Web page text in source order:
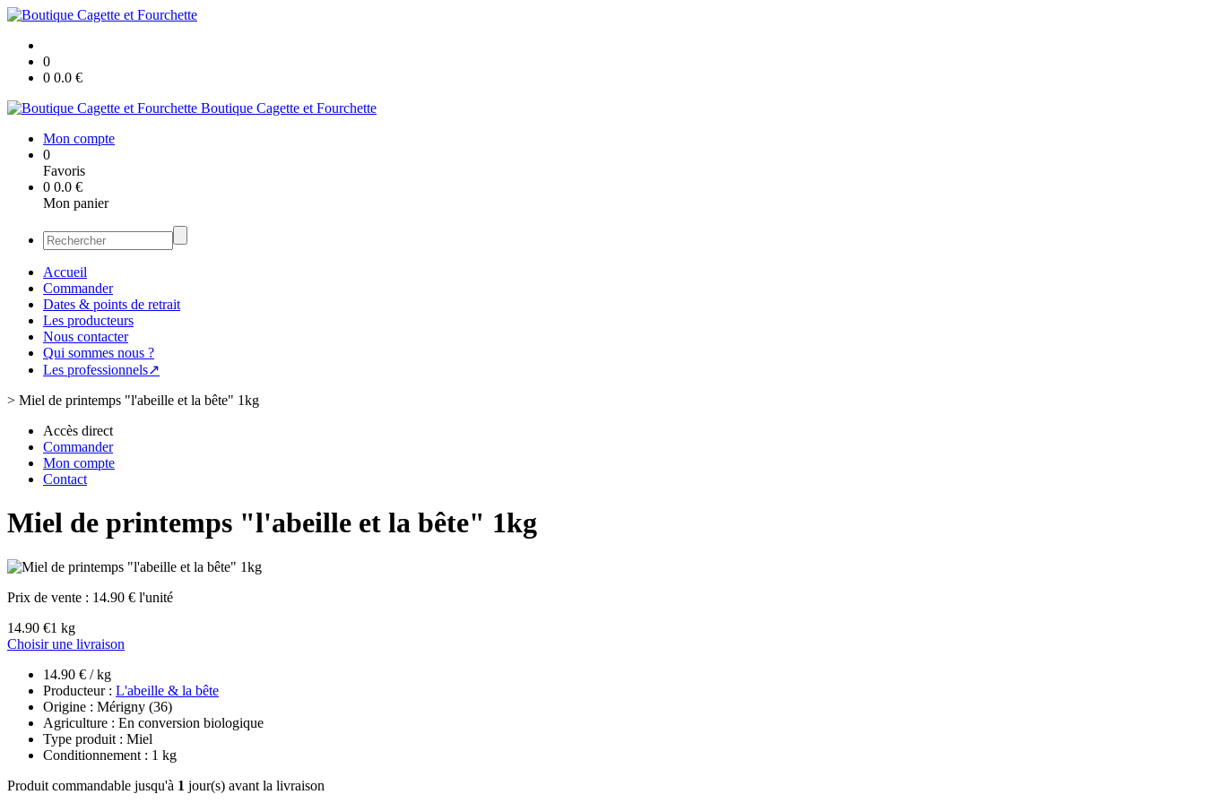
0
0 0.0 €
Boutique Cagette et Fourchette
Mon compte
0
Favoris
0 0.0 €
Mon panier
Accueil
Commander
Dates & points de retrait
Les producteurs
Nous contacter
Qui sommes nous ?
Les professionnels↗
> Miel de printemps "l'abeille et la bête" 1kg
Accès direct
Commander
Mon compte
Contact
Miel de printemps "l'abeille et la bête" 1kg
Prix de vente : 14.90 € l'unité
14.90 €1 kg
Choisir une livraison
14.90 € / kg
Producteur : L'abeille & la bête
Origine : Mérigny (36)
Agriculture : En conversion biologique
Type produit : Miel
Conditionnement : 1 kg
Produit commandable jusqu'à 1 jour(s) avant la livraison